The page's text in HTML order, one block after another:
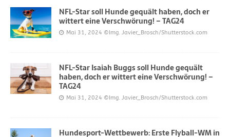
NFL-Star soll Hunde gequält haben, doch er
wittert eine Verschwörung! – TAG24
Mai 31, 2024 ©Img. Javier_Brosch/Shutterstock.com
NFL-Star Isaiah Buggs soll Hunde gequält
haben, doch er wittert eine Verschwörung! –
TAG24
Mai 31, 2024 ©Img. Javier_Brosch/Shutterstock.com
Hundesport-Wettbewerb: Erste Flyball-WM in